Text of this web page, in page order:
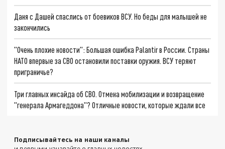
Даня с Дашей спаслись от боевиков ВСУ. Но беды для малышей не
закончились
"Очень плохие новости": Большая ошибка Palantir в России. Страны
НАТО впервые за СВО остановили поставки оружия. ВСУ теряют
приграничье?
Три главных инсайда об СВО. Отмена мобилизации и возвращение
"генерала Армагеддона"? Отличные новости, которые ждали все
Подписывайтесь на наши каналы